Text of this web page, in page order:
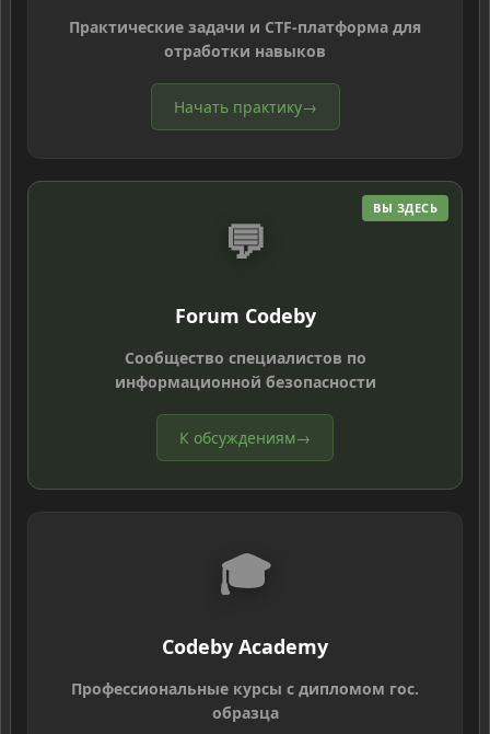
Практические задачи и CTF-платформа для
отработки навыков
Начать практику→
ВЫ ЗДЕСЬ
💬
Forum Codeby
Сообщество специалистов по
информационной безопасности
К обсуждениям→
🎓
Codeby Academy
Профессиональные курсы с дипломом гос.
образца